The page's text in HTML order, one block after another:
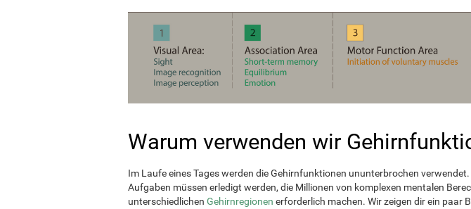
Warum verwenden wir
Im Laufe eines Tages werden die Gehirnfunktionen ununterbrochen verwendet.
Aufgaben müssen erledigt werden, die Millionen von komplexen mentalen
unterschiedlichen Gehirnregionen erforderlich machen. Wir zeigen dir ein paar